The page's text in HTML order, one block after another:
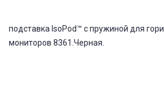
подставка IsoPod™ с пружиной для
мониторов 8361.Черная.